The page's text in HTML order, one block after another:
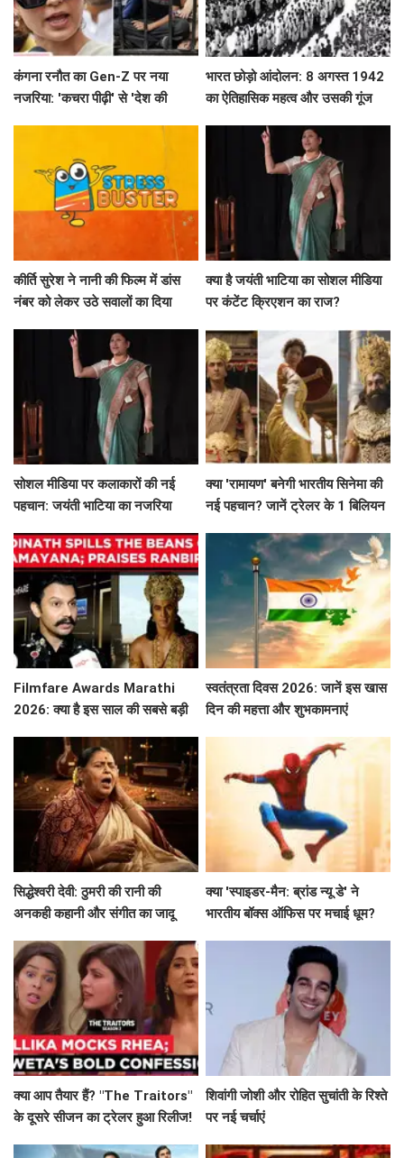
कंगना रनौत का Gen-Z पर नया
नजरिया: 'कचरा पीढ़ी' से 'देश की
भारत छोड़ो आंदोलन: 8 अगस्त 1942
का ऐतिहासिक महत्व और उसकी गूंज
कीर्ति सुरेश ने नानी की फिल्म में डांस
नंबर को लेकर उठे सवालों का दिया
क्या है जयंती भाटिया का सोशल मीडिया
पर कंटेंट क्रिएशन का राज?
सोशल मीडिया पर कलाकारों की नई
पहचान: जयंती भाटिया का नजरिया
क्या 'रामायण' बनेगी भारतीय सिनेमा की
नई पहचान? जानें ट्रेलर के 1 बिलियन
Filmfare Awards Marathi
2026: क्या है इस साल की सबसे बड़ी
स्वतंत्रता दिवस 2026: जानें इस खास
दिन की महत्ता और शुभकामनाएं
सिद्धेश्वरी देवी: ठुमरी की रानी की
अनकही कहानी और संगीत का जादू
क्या 'स्पाइडर-मैन: ब्रांड न्यू डे' ने
भारतीय बॉक्स ऑफिस पर मचाई धूम?
क्या आप तैयार हैं? "The Traitors"
के दूसरे सीजन का ट्रेलर हुआ रिलीज!
शिवांगी जोशी और रोहित सुचांती के रिश्ते
पर नई चर्चाएं